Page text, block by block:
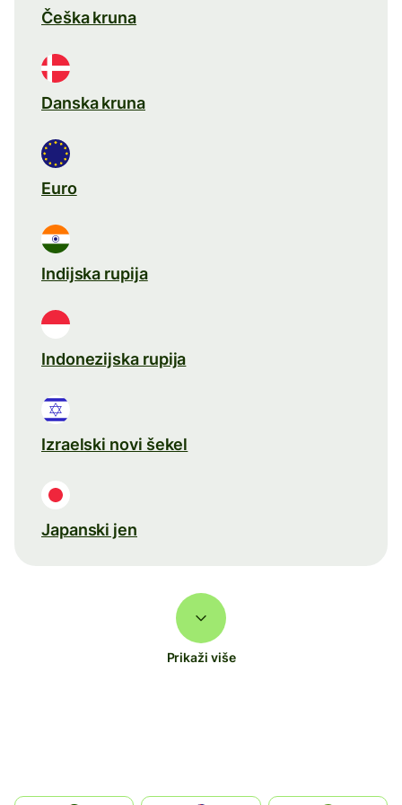
Češka kruna
Danska kruna
Euro
Indijska rupija
Indonezijska rupija
Izraelski novi šekel
Japanski jen
Prikaži više